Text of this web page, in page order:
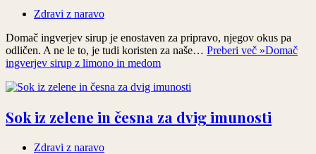
Zdravi z naravo
Domač ingverjev sirup je enostaven za pripravo, njegov okus pa
odličen. A ne le to, je tudi koristen za naše… Preberi več »Domač
ingverjev sirup z limono in medom
Sok iz zelene in česna za dvig imunosti
Zdravi z naravo